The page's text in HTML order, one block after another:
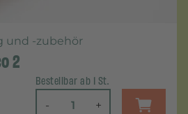
und -zubehör
2
Bestellbar ab 1 St.
- +